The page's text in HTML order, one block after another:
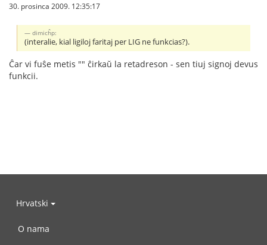
30. prosinca 2009. 12:35:17
dimicĥp:
(interalie, kial ligiloj faritaj per LIG ne funkcias?).
Ĉar vi fuŝe metis "" ĉirkaŭ la retadreson - sen tiuj signoj devus
funkcii.
Hrvatski
O nama